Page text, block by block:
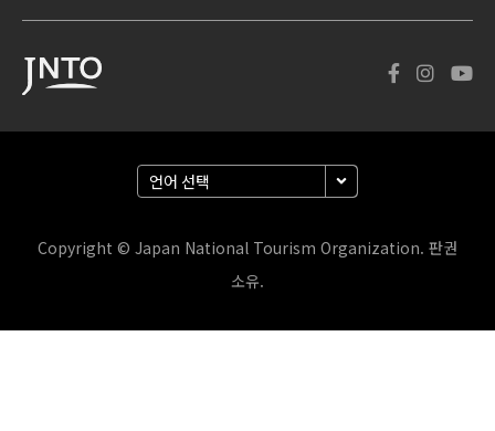
Copyright © Japan National Tourism Organization. 판권
소유.